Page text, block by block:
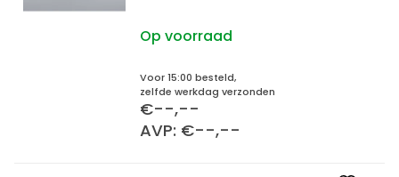
Op voorraad
Voor 15:00 besteld,
zelfde werkdag verzonden
€--,--
AVP: €--,--